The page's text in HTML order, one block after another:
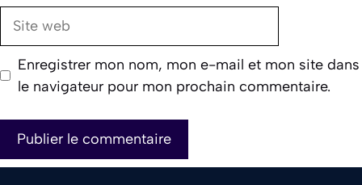
Site
Enregistrer mon nom, mon e-mail et mon site dans
le navigateur pour mon prochain commentaire.